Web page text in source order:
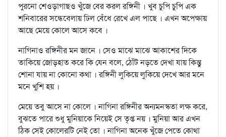
পুরনো শেওড়াগাছও খুঁজে বের করল রঙ্গিনী । খুব চুপি চুপি এক
শনিবারের সন্ধেবেলায় ঢিল বেঁধে রেখে এল পাছে । এখন অপেক্ষায়
আছে মেয়ে কোলে আসে কবে ।
নাগিনাও রঙ্গিনীর মন জানে । সেও মাঝে মাঝে আকাশের দিকে
তাকিয়ে জোড়হাত করে কি যেন বলে, ঠোঁট নড়তে দেখা যায় কিন্তু
শোনা যায় না কোনো কথা । রঙ্গিনী লুকিয়ে লুকিয়ে দেখে আর মনে
মনে খুশি হয় ।
মেয়ে তবু আসে না কোলে । নাগিনা রঙ্গিনীর অন্যমনস্কতা লক্ষ করে,
বুঝতে পারে শুধু মুনিয়াকে নিয়েই সে তৃপ্ত নয় । মুনিয়া আর এখন
ঠিক সেই কোলেরটি নেই তো । নাগিনা অনেক খুঁজে পেতে কোথা